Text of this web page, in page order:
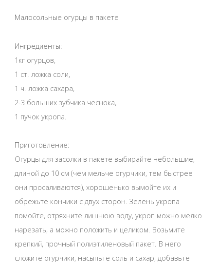
Малосольные огурцы в пакете
Ингредиенты:
1кг огурцов,
1 ст. ложка соли,
1 ч. ложка сахара,
2-3 больших зубчика чеснока,
1 пучок укропа.
Приготовление:
Огурцы для засолки в пакете выбирайте небольшие,
длиной до 10 см (чем мельче огурчики, тем быстрее
они просаливаются), хорошенько вымойте их и
обрежьте кончики с двух сторон. Зелень укропа
помойте, отряхните лишнюю воду, укроп можно мелко
нарезать, а можно положить и целиком. Возьмите
крепкий, прочный полиэтиленовый пакет. В него
сложите огурчики, насыпьте соль и сахар, добавьте